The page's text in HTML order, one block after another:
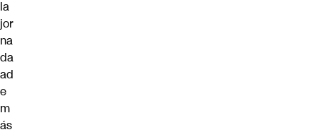
la
jor
na
da
ad
e
m
ás